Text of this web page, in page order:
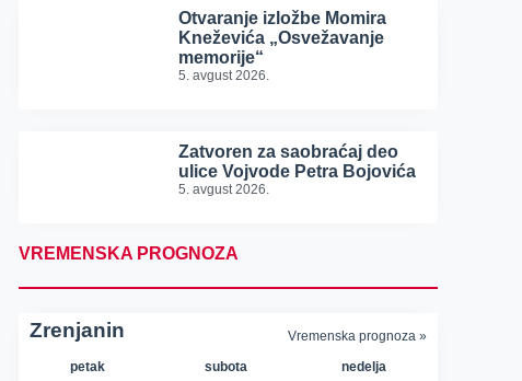
Otvaranje izložbe Momira
Kneževića „Osvežavanje
memorije“
5. avgust 2026.
Zatvoren za saobraćaj deo
ulice Vojvode Petra Bojovića
5. avgust 2026.
VREMENSKA PROGNOZA